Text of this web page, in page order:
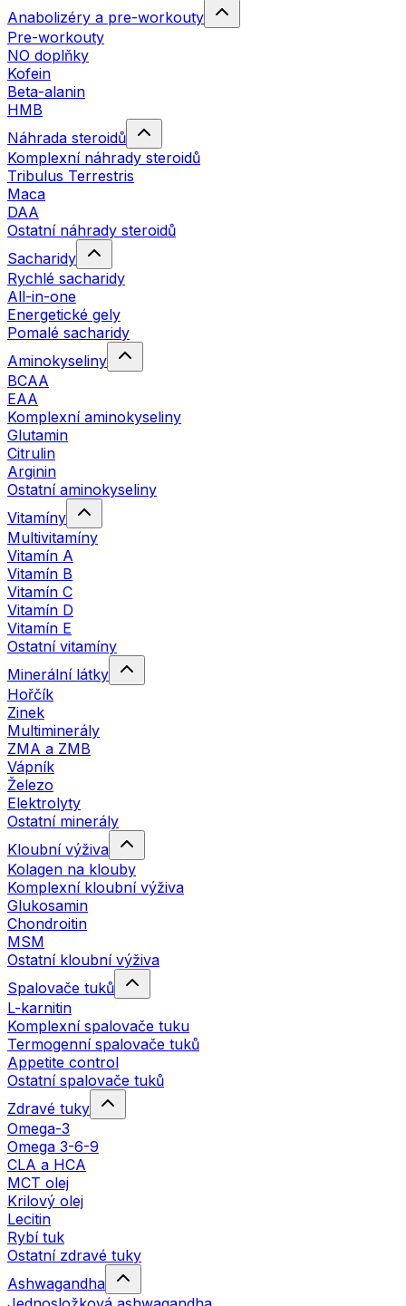
Anabolizéry a pre-workouty
Pre-workouty
NO doplňky
Kofein
Beta-alanin
HMB
Náhrada steroidů
Komplexní náhrady steroidů
Tribulus Terrestris
Maca
DAA
Ostatní náhrady steroidů
Sacharidy
Rychlé sacharidy
All-in-one
Energetické gely
Pomalé sacharidy
Aminokyseliny
BCAA
EAA
Komplexní aminokyseliny
Glutamin
Citrulin
Arginin
Ostatní aminokyseliny
Vitamíny
Multivitamíny
Vitamín A
Vitamín B
Vitamín C
Vitamín D
Vitamín E
Ostatní vitamíny
Minerální látky
Hořčík
Zinek
Multiminerály
ZMA a ZMB
Vápník
Železo
Elektrolyty
Ostatní minerály
Kloubní výživa
Kolagen na klouby
Komplexní kloubní výživa
Glukosamin
Chondroitin
MSM
Ostatní kloubní výživa
Spalovače tuků
L-karnitin
Komplexní spalovače tuku
Termogenní spalovače tuků
Appetite control
Ostatní spalovače tuků
Zdravé tuky
Omega-3
Omega 3-6-9
CLA a HCA
MCT olej
Krilový olej
Lecitin
Rybí tuk
Ostatní zdravé tuky
Ashwagandha